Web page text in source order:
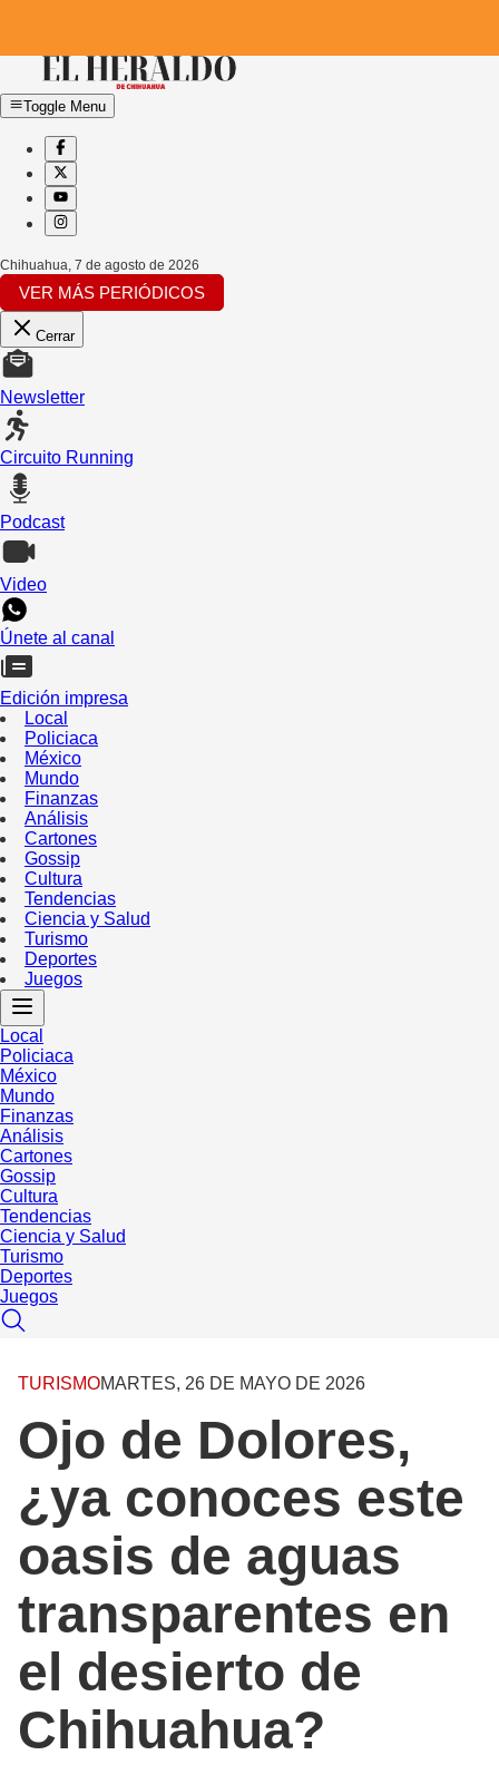
Toggle Menu
Chihuahua 7 de agosto de 2026
VER MÁS PERIÓDICOS
Cerrar
Newsletter
Circuito Running
Podcast
Video
Únete al canal
Edición impresa
Local
Policiaca
México
Mundo
Finanzas
Análisis
Cartones
Gossip
Cultura
Tendencias
Ciencia y Salud
Turismo
Deportes
Juegos
Local
Policiaca
México
Mundo
Finanzas
Análisis
Cartones
Gossip
Cultura
Tendencias
Ciencia y Salud
Turismo
Deportes
Juegos
TURISMOMARTES, 26 DE MAYO DE 2026
Ojo de Dolores,
¿ya conoces este
oasis de aguas
transparentes en
el desierto de
Chihuahua?